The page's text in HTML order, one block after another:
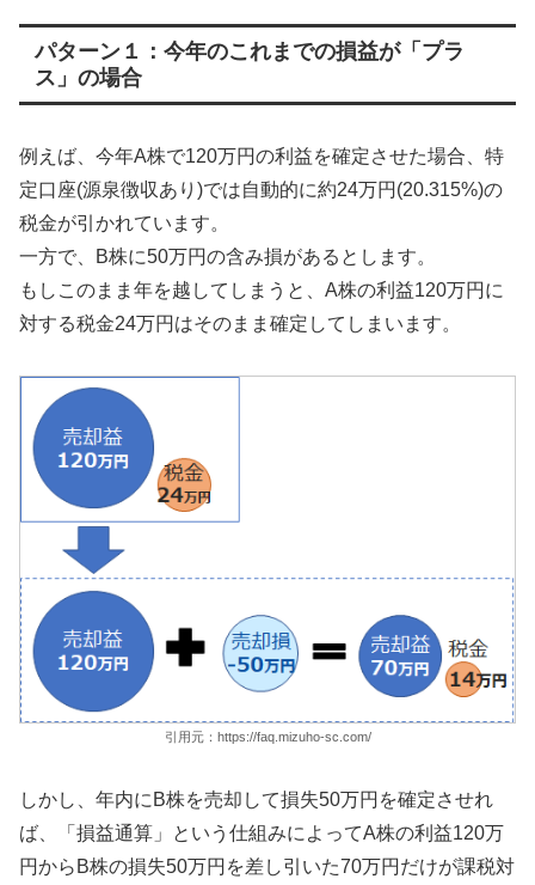
パターン１：今年のこれまでの損益が「プラ
ス」の場合
例えば、今年A株で120万円の利益を確定させた場合、特
定口座(源泉徴収あり)では自動的に約24万円(20.315%)の
税金が引かれています。
一方で、B株に50万円の含み損があるとします。
もしこのまま年を越してしまうと、A株の利益120万円に
対する税金24万円はそのまま確定してしまいます。
引用元：https://faq.mizuho-sc.com/
しかし、年内にB株を売却して損失50万円を確定させれ
ば、「損益通算」という仕組みによってA株の利益120万
円からB株の損失50万円を差し引いた70万円だけが課税対